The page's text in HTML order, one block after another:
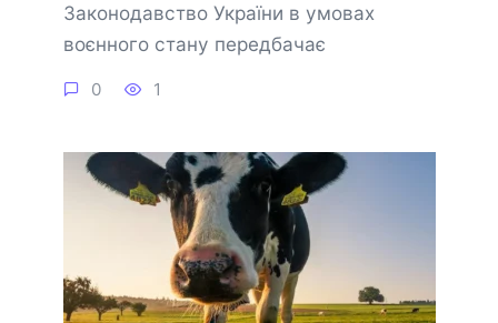
Законодавство України в умовах
воєнного стану передбачає
0 1